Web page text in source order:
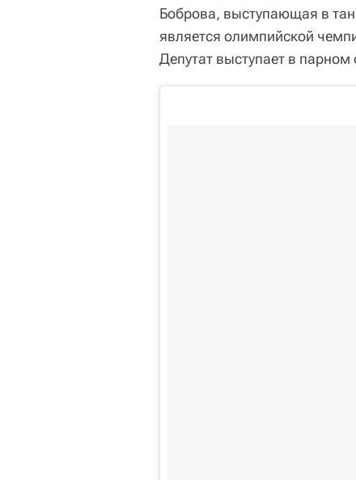
Боброва, выступающая в
является олимпийской
Депутат выступает в